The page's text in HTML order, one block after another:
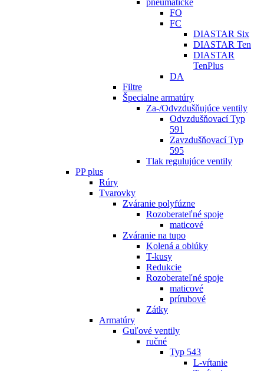
pneumatické
FO
FC
DIASTAR Six
DIASTAR Ten
DIASTAR
TenPlus
DA
Filtre
Špecialne armatúry
Za-/Odvzdušňujúce ventily
Odvzdušňovací Typ
591
Zavzdušňovací Typ
595
Tlak regulujúce ventily
PP plus
Rúry
Tvarovky
Zváranie polyfúzne
Rozoberateľné spoje
maticové
Zváranie na tupo
Kolená a oblúky
T-kusy
Redukcie
Rozoberateľné spoje
maticové
prírubové
Zátky
Armatúry
Guľové ventily
ručné
Typ 543
L-vŕtanie